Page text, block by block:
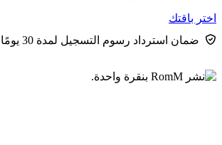
اختر باقتك
ضمان استرداد رسوم التسجيل لمدة 30 يومًا